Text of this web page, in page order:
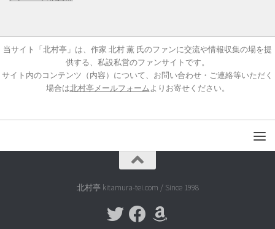
当サイト「北村亭」は、作家 北村 薫 氏のファンに交流や情報収集の場を提
供する、私設私営のファンサイトです。
サイト内のコンテンツ（内容）について、お問い合わせ・ご連絡等いただく
場合は北村亭メールフォームよりお寄せください。
北村亭 kitamura-tei.com / Since 1998